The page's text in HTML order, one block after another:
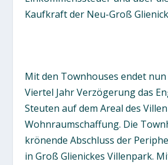
Kaufkraft der Neu-Groß
Mit den Townhouses endet
Viertel Jahr Verzögerung das
Steuten auf dem Areal des
Wohnraumschaffung. Die
krönende Abschluss der
in Groß Glienickes Villenpark.